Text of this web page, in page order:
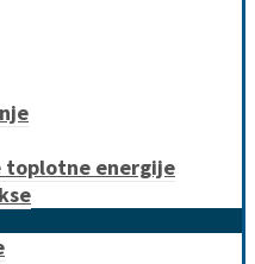
toplotne energije